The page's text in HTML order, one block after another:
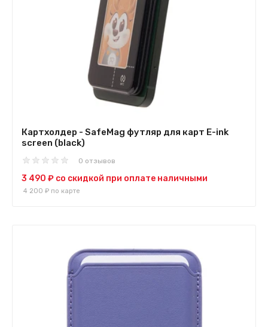
Картхолдер - SafeMag футляр для карт E-ink
screen (black)
0 отзывов
3 490 ₽ со скидкой при оплате наличными
4 200 ₽ по карте